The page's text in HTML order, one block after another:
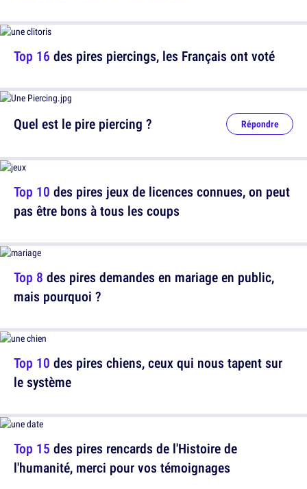
Top 16 des pires piercings, les Français ont voté
Top 10 des pires jeux de licences connues, on peut
pas être bons à tous les coups
Top 10 des pires chiens, ceux qui nous tapent sur
le système
Quel est le pire piercing ? Répondre
Top 8 des pires demandes en mariage en public,
mais pourquoi ?
Top 15 des pires rencards de l'Histoire de
l'humanité, merci pour vos témoignages